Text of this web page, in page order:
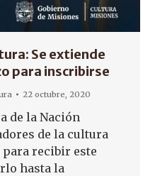
Se extiende
para inscribirse
22 octubre, 2020
de la Nación
de la cultura
recibir este
hasta la